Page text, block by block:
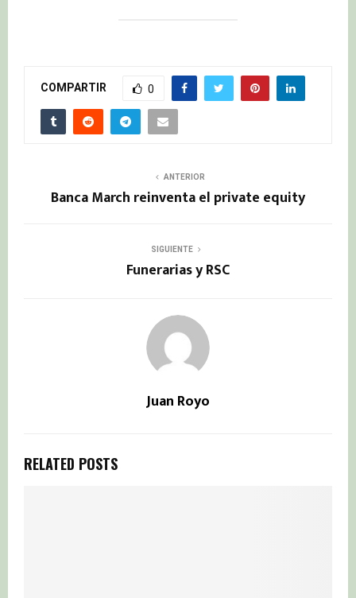
COMPARTIR 0
ANTERIOR
Banca March reinventa el private equity
SIGUIENTE
Funerarias y RSC
Juan Royo
RELATED POSTS